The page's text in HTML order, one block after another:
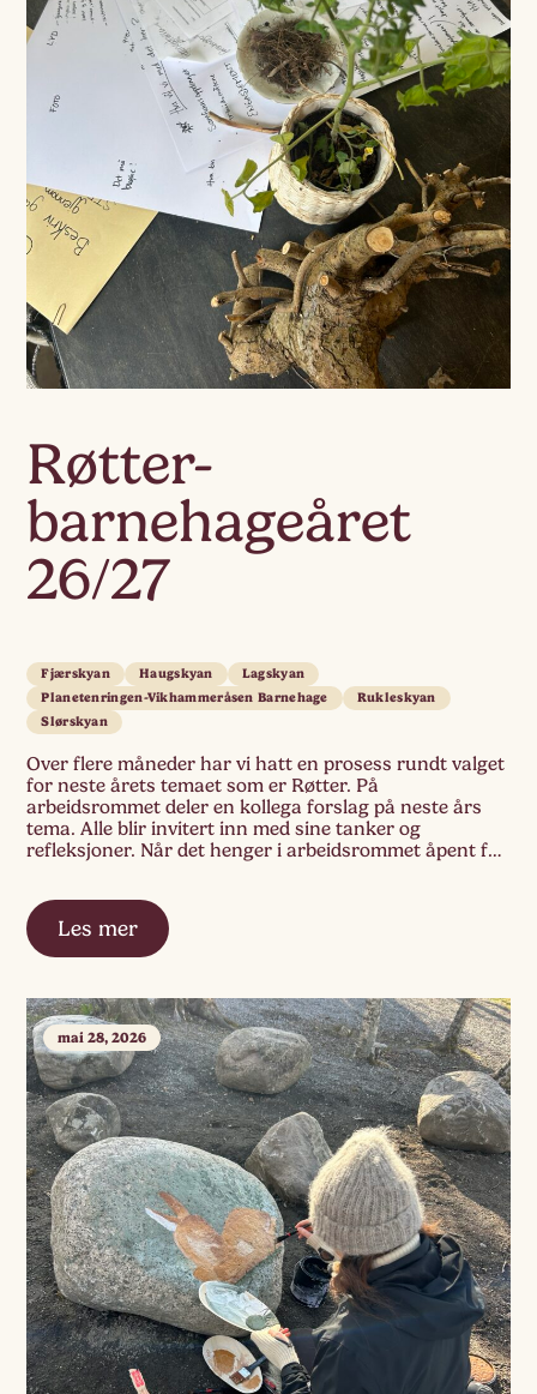
Røtter-
barnehageåret
26/27
Fjærskyan Haugskyan
Lagskyan
Planetenringen-Vikhammeråsen Barnehage
Rukleskyan
Slørskyan
Over flere måneder har vi hatt en prosess rundt valget
for neste årets temaet som er Røtter. På
arbeidsrommet deler en kollega forslag på neste års
tema. Alle blir invitert inn med sine tanker og
refleksjoner. Når det henger i arbeidsrommet åpent for
Les mer
mai 28, 2026